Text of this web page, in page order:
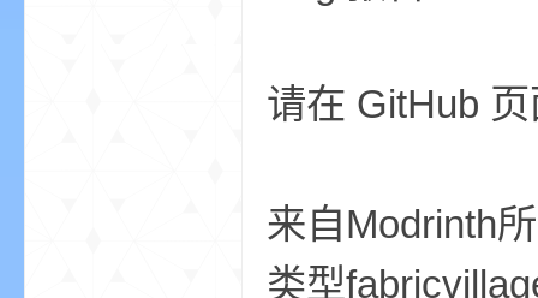
请在 GitHub
来自Modrinth
类型